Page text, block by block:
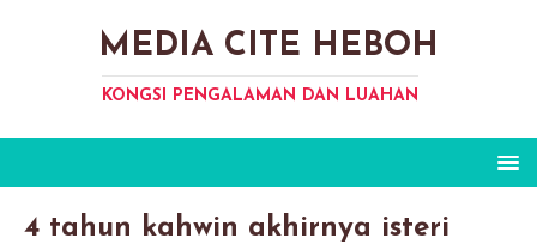
MEDIA CITE HEBOH
KONGSI PENGALAMAN DAN LUAHAN
4 tahun kahwin akhirnya isteri